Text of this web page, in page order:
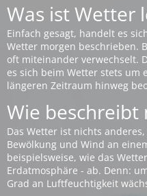
Was ist Wetter
Einfach gesagt, handelt es
Wetter morgen beschrieben.
oft miteinander verwechselt.
es sich beim Wetter stets um
längeren Zeitraum hinweg
Wie beschreibt
Das Wetter ist nichts
Bewölkung und Wind an
beispielsweise, wie das
Erdatmosphäre - ab. Denn:
Grad an Luftfeuchtigkeit